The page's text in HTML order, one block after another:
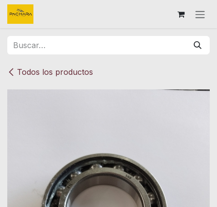
Ir al contenido
Todos los productos